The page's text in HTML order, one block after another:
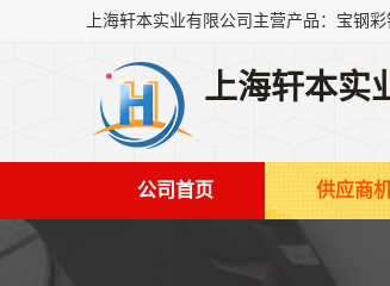
上海轩本实
公司首页 供应商